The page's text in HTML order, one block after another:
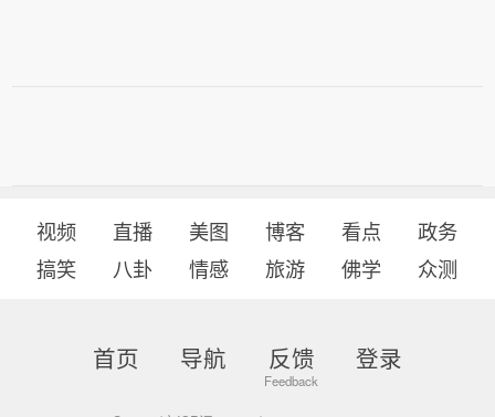
视频 直播 美图 博客 看点
政务
搞笑
八卦 情感 旅游 佛学 众测
首页 导航 反馈 登录